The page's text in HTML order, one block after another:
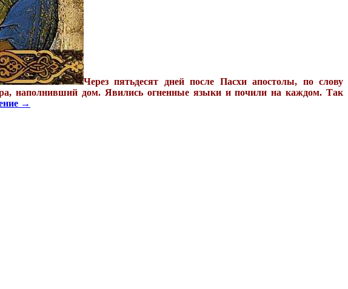
Через пятьдесят дней после Пасхи апостолы, по слову
наполнивший дом. Явились огненные языки и почили на каждом. Так
→